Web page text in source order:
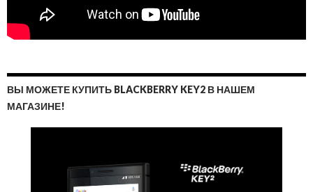
ВЫ МОЖЕТЕ КУПИТЬ BLACKBERRY KEY2 В НАШЕМ
МАГАЗИНЕ!